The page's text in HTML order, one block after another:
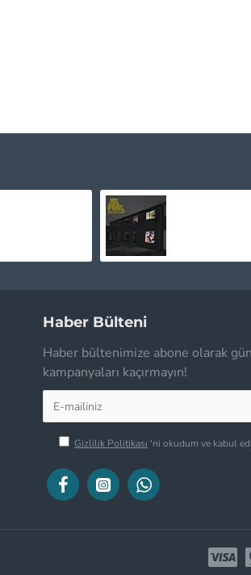
Haber Bülteni
Haber bültenimize abone olarak
kampanyaları kaçırmayın!
Gizlilik Politikası 'ni okudum ve kabul